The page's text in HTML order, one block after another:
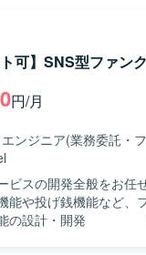
Linux／Unix AWS
レイスに向けた移行計
レームワークの選定支
クを用いた基盤設計お
ードのリファクタリン
ただきます。 【求める人物像】
ード解析やリファクタ
めております。チーム
動し、知識共有やメン
ただける方を歓迎いた
く言語化し、説明・提
ト可】SNS型ファン
円/月
ンジニア(業務委託・
スの開発全般をお任
げ銭機能など、フ
能の設計・開発 ・